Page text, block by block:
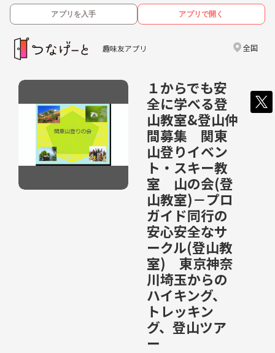
アプリを入手 アプリで開く
趣味友アプリ 全国
１からでも安
全に学べる登
山教室&登山仲
間募集 関東
山登りイベン
ト・スキー教
室 山の会(登
山教室)－プロ
ガイド同行の
安心安全なサ
ークル(登山教
室) 東京神奈
川埼玉からの
ハイキング、
トレッキン
グ、登山ツア
ー